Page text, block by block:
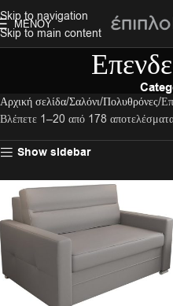
Skip to navigation
Skip to main content
ΜΕΝΟΎ
Αρχική σελίδα Σαλόνι Πολυθρόνες
Βλέπετε 1–20 από 178
Show sidebar